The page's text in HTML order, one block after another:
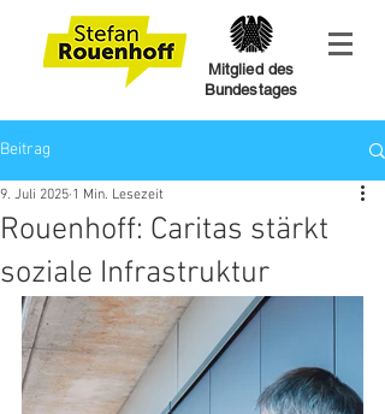
Mitglied des
Bundestages
Beitrag
Rouenhoff: Caritas stärkt
soziale Infrastruktur
9. Juli 2025 1 Min. Lesezeit